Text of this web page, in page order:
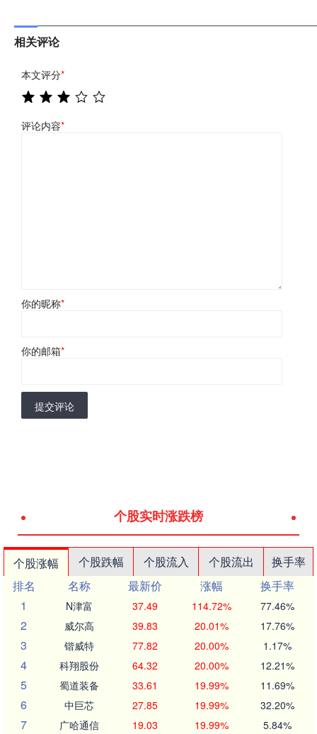
相关评论
本文评分*
评论内容*
你的昵称*
你的邮箱*
提交评论
个股实时涨跌榜
个股涨幅 个股跌幅 个股流入 个股流出
换手率
排名
名称 最新价 涨幅
换手率
1
N津富 37.49 114.72% 77.46%
2 威尔高 39.83 20.01% 17.76%
3 锴威特 77.82 20.00% 1.17%
4 科翔股份 64.32 20.00% 12.21%
5 蜀道装备 33.61 19.99% 11.69%
6 中巨芯 27.85 19.99% 32.20%
7 广哈通信 19.03 19.99% 5.84%